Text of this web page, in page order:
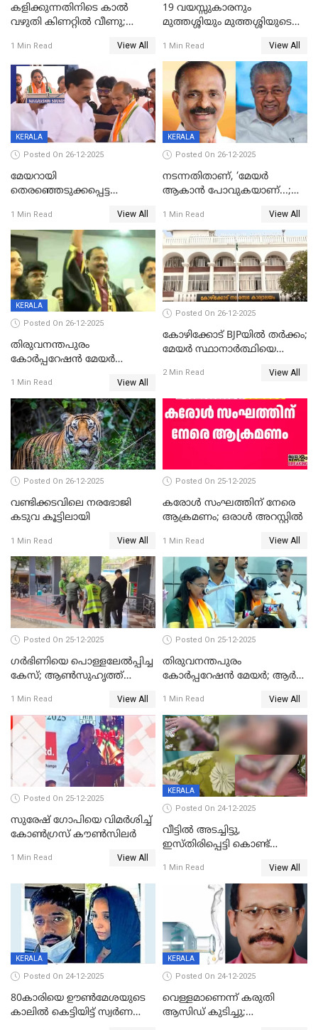
കളിക്കുന്നതിനിടെ കാൽ
വഴുതി കിണറ്റിൽ വീണു;
ദാരുണാന്ത്യം
1 Min Read View All
19 വയസ്സുകാരനും
മുത്തശ്ശിയും മുത്തശ്ശിയുടെ
മരിച്ചനിലയിൽ
1 Min Read View All
KERALA
Posted On 26-12-2025
മേയറായി
തെരഞ്ഞെടുക്കപ്പെട്ട
ആദ്യ വോട്ട് അസാധു; കണ്ണൂർ
ഡെപ്യൂട്ടി മേയർ സ്ഥാനത്ത്
താഹിറിന് വിജയം
1 Min Read View All
KERALA
Posted On 26-12-2025
നടന്നതിതാണ്, ‘മേയർ
ആകാൻ പോവുകയാണ്...;
മുഖ്യമന്ത്രിയുടെ ഓഫീസ്
തന്നെ വിശദീകരിയ്ക്കുന്നു;
സത്യമിതാണ്
1 Min Read View All
KERALA
Posted On 26-12-2025
തിരുവനന്തപുരം
കോര്‍പ്പറേഷന്‍ മേയര്‍
ഹൈക്കോടതിയിലേക്ക്;
സത്യപ്രതിജ്ഞ ചടങ്ങില്‍
ചട്ടലംഘനമെന്ന് പാർട്ടി
1 Min Read View All
Posted On 26-12-2025
കോഴിക്കോട് BJPയിൽ തർക്കം;
മേയർ സ്ഥാനാർത്ഥിയെ
2 Min Read View All
Posted On 26-12-2025
വണ്ടിക്കടവിലെ നരഭോജി
കടുവ കൂട്ടിലായി
1 Min Read View All
Posted On 25-12-2025
കരോള്‍ സംഘത്തിന് നേരെ
ആക്രമണം; ഒരാള്‍ അറസ്റ്റില്‍
1 Min Read View All
Posted On 25-12-2025
ഗര്‍ഭിണിയെ പൊള്ളലേല്‍പ്പിച്ച
കേസ്; ആണ്‍സുഹൃത്ത്
1 Min Read View All
Posted On 25-12-2025
തിരുവനന്തപുരം
കോര്‍പ്പറേഷന്‍ മേയർ; ആര്‍
1 Min Read View All
Posted On 25-12-2025
സുരേഷ് ഗോപിയെ വിമര്‍ശിച്ച്
കോണ്‍ഗ്രസ് കൗണ്‍സിലര്‍
1 Min Read View All
KERALA
Posted On 24-12-2025
വീട്ടിൽ അടച്ചിട്ടു,
ഇസ്തിരിപ്പെട്ടി കൊണ്ട്
ഗർഭിണിയായ യുവതിക്ക് ക്രൂര
1 Min Read View All
KERALA
Posted On 24-12-2025
80കാരിയെ ഊൺമേശയുടെ
കാലിൽ കെട്ടിയിട്ട് സ്വർണവും
KERALA
Posted On 24-12-2025
വെള്ളമാണെന്ന് കരുതി
ആസിഡ് കുടിച്ചു;